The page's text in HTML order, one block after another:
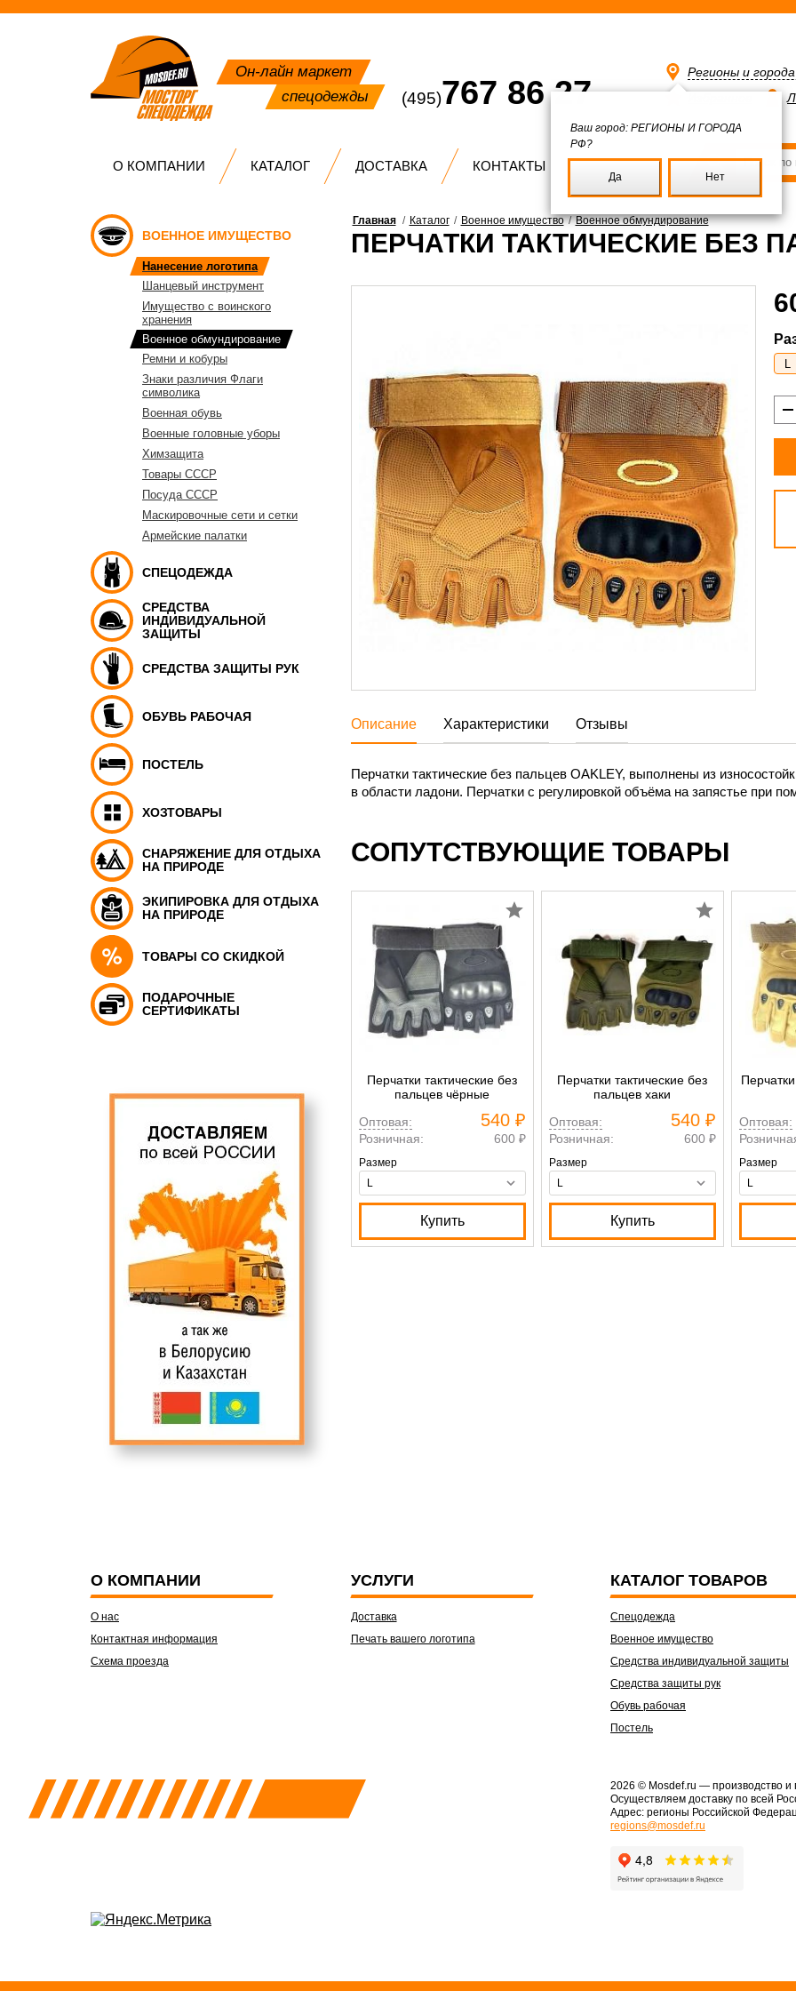
Он-лайн маркет
спецодежды
(495)767 86 27
Регионы и
Ваш город: РЕГИОНЫ И ГОРОДА
РФ?
Да Нет
О КОМПАНИИ КАТАЛОГ ДОСТАВКА КОНТАКТЫ
ВОЕННОЕ ИМУЩЕСТВО
Нанесение логотипа
Шанцевый инструмент
Имущество с воинского
хранения
Военное обмундирование
Ремни и кобуры
Знаки различия Флаги
символика
Военная обувь
Военные головные уборы
Химзащита
Товары СССР
Посуда СССР
Маскировочные сети и сетки
Армейские палатки
СПЕЦОДЕЖДА
СРЕДСТВА
ИНДИВИДУАЛЬНОЙ
ЗАЩИТЫ
СРЕДСТВА ЗАЩИТЫ РУК
ОБУВЬ РАБОЧАЯ
ПОСТЕЛЬ
ХОЗТОВАРЫ
СНАРЯЖЕНИЕ ДЛЯ ОТДЫХА
НА ПРИРОДЕ
ЭКИПИРОВКА ДЛЯ ОТДЫХА
НА ПРИРОДЕ
ТОВАРЫ СО СКИДКОЙ
ПОДАРОЧНЫЕ
СЕРТИФИКАТЫ
Главная / Каталог / Военное имущество/Военное обмундирование
ПЕРЧАТКИ ТАКТИЧЕСКИЕ БЕЗ
L
Описание Характеристики Отзывы
Перчатки тактические без пальцев OAKLEY, выполнены из
в области ладони. Перчатки с регулировкой объёма на запястье при
СОПУТСТВУЮЩИЕ ТОВАРЫ
Перчатки тактические без
пальцев чёрные
Оптовая:
540 ₽
Розничная: 600 ₽
Размер
Купить
Перчатки тактические без
пальцев хаки
Оптовая:
540 ₽
Розничная: 600 ₽
Размер
Купить
Оптовая:
Размер
О КОМПАНИИ
О нас
Контактная информация
Схема проезда
УСЛУГИ
Доставка
Печать вашего логотипа
КАТАЛОГ ТОВАРОВ
Спецодежда
Военное имущество
Средства индивидуальной защиты
Средства защиты рук
Обувь рабочая
Постель
2026 © Mosdef.ru — производство
Осуществляем доставку по всей
Адрес: регионы Российской
regions@mosdef.ru